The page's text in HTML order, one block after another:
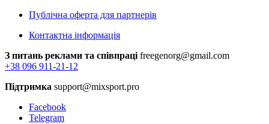
Публічна оферта для партнерів
Контактна інформація
З питань реклами та співпраці freegenorg@gmail.com
+38 096 911-21-12
Підтримка support@mixsport.pro
Facebook
Telegram